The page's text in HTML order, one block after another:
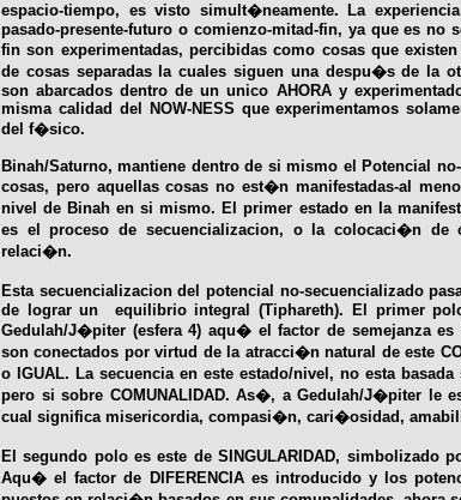
espacio-tiempo, es visto simult�neamente. La
pasado-presente-futuro o comienzo-mitad-fin, ya que es no
fin son experimentadas, percibidas como cosas que
de cosas separadas la cuales siguen una despu�s de la
son abarcados dentro de un unico AHORA y
misma calidad del NOW-NESS que experimentamos
del f�sico.
Binah/Saturno, mantiene dentro de si mismo el Potencial
cosas, pero aquellas cosas no est�n manifestadas-al
nivel de Binah en si mismo. El primer estado en la
es el proceso de secuencializacion, o la colocaci�n de
relaci�n.
Esta secuencializacion del potencial no-secuencializado
de lograr un equilibrio integral (Tiphareth). El primer
Gedulah/J�piter (esfera 4) aqu� el factor de semejanza
son conectados por virtud de la atracci�n natural de este
o IGUAL. La secuencia en este estado/nivel, no esta
pero si sobre COMUNALIDAD. As�, a Gedulah/J�piter le
cual significa misericordia, compasi�n, cari�osidad,
El segundo polo es este de SINGULARIDAD, simbolizado
Aqu� el factor de DIFERENCIA es introducido y los